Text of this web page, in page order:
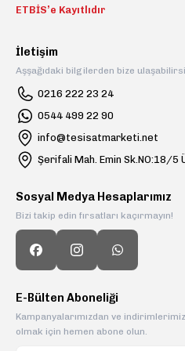
ETBİS’e Kayıtlıdır
İletişim
Aşşağıdaki bilgilerden bize
0216 222 23 24
0544 499 22 90
info@tesisatmarketi.net
Şerifali Mah. Emin Sk.NO:18/5
Sosyal Medya Hesaplarımız
Bizi takip edin fırsatları kaçırmayın!
E-Bülten Aboneliği
Kampanyalarımızdan ve
olmak için hemen abone olun.